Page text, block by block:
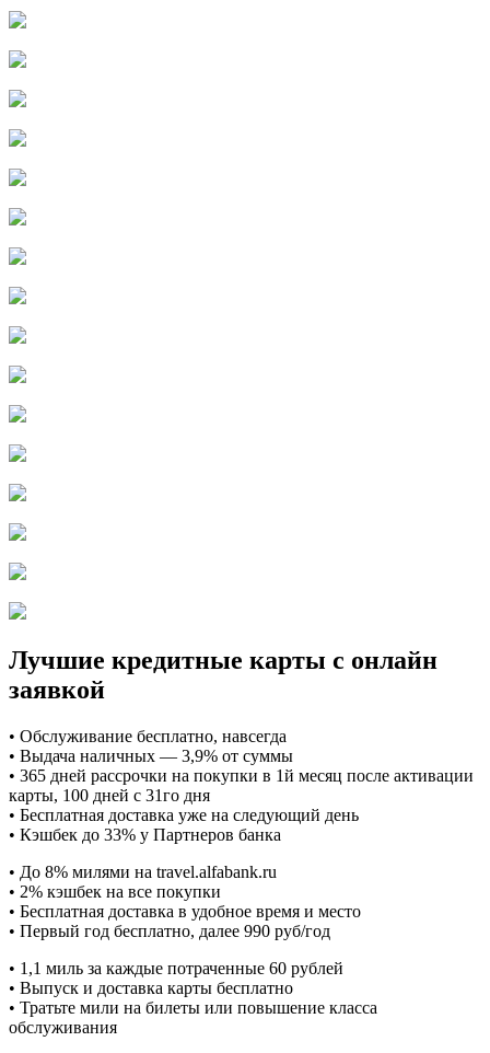
Лучшие кредитные карты с онлайн
заявкой
• Обслуживание бесплатно, навсегда
• Выдача наличных — 3,9% от суммы
• 365 дней рассрочки на покупки в 1й месяц после активации
карты, 100 дней с 31го дня
• Бесплатная доставка уже на следующий день
• Кэшбек до 33% у Партнеров банка
• До 8% милями на travel.alfabank.ru
• 2% кэшбек на все покупки
• Бесплатная доставка в удобное время и место
• Первый год бесплатно, далее 990 руб/год
• 1,1 миль за каждые потраченные 60 рублей
• Выпуск и доставка карты бесплатно
• Тратьте мили на билеты или повышение класса
обслуживания